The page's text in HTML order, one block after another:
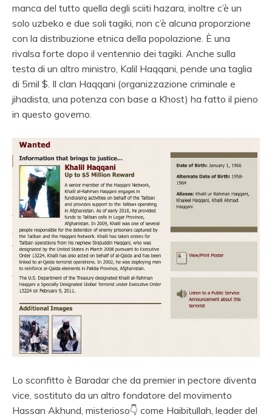
manca del tutto quella degli sciiti hazara, inoltre c’è un
solo uzbeko e due soli tagiki, non c’è alcuna proporzione
con la distribuzione etnica della popolazione. È una
rivalsa forte dopo il ventennio dei tagiki. Anche sulla
testa di un altro ministro, Kalil Haqqani, pende una taglia
di 5mil $. Il clan Haqqani (organizzazione criminale e
jihadista, una potenza con base a Khost) ha fatto il pieno
in questo governo.
Lo sconfitto è Baradar che da premier in pectore diventa
vice, sostituto da un altro fondatore del movimento
Hassan Akhund, misterioso👇 come Haibitullah, leader del